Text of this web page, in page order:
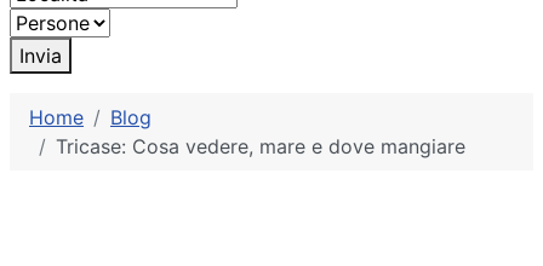
Invia
Home
Blog
Tricase: Cosa vedere, mare e dove mangiare